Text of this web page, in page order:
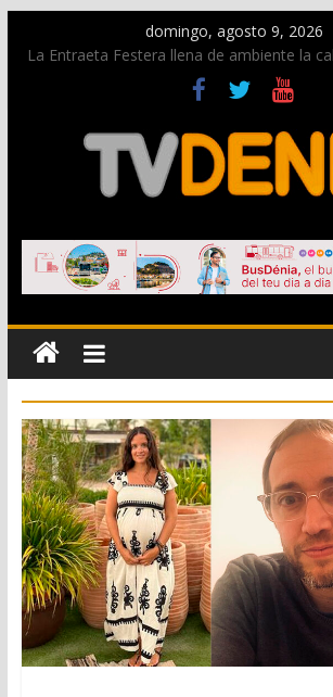
domingo, agosto 9, 2026
La Entraeta Festera llena de ambiente la
Campo con la recepción a la Capitanía
Dos personas fallecen en un grave
entre Benissa y Calp
Una nueva oportunidad para donar sangre
El bando moro protagonista en la Segunda
Paco Adsuar dona al Arxiu de Dénia más
de la memoria visual de la ciudad